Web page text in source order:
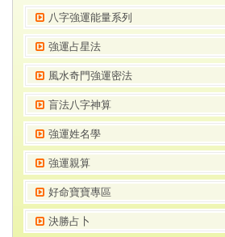
八字強運能量系列
強運占星法
風水奇門強運密法
盲法八字神算
強運姓名學
強運親算
好命寶寶專區
決勝占卜